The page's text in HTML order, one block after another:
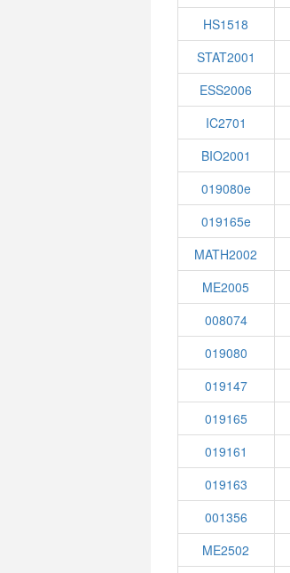
HS1518
STAT2001
ESS2006
IC2701
BIO2001
019080e
019165e
MATH2002
ME2005
008074
019080
019147
019165
019161
019163
001356
ME2502